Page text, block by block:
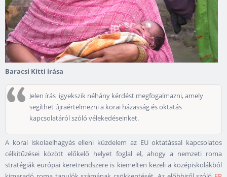
Baracsi Kitti írása
Jelen írás igyekszik néhány kérdést megfogalmazni, amely
segíthet újraértelmezni a korai házasság és oktatás
kapcsolatáról szóló vélekedéseinket.
A korai iskolaelhagyás elleni küzdelem az EU oktatással kapcsolatos
célkitűzései között előkelő helyet foglal el, ahogy a nemzeti roma
stratégiák európai keretrendszere is kiemelten kezeli a középiskolákból